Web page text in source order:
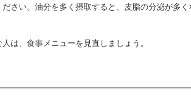
さい。油分を多く摂取すると、皮脂の分泌が多く
は、食事メニューを見直しましょう。